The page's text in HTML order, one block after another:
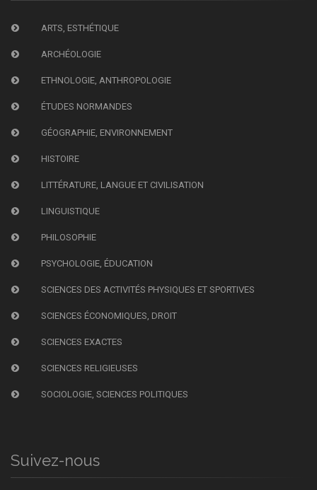
ARTS, ESTHÉTIQUE
ARCHÉOLOGIE
ETHNOLOGIE, ANTHROPOLOGIE
ÉTUDES NORMANDES
GÉOGRAPHIE, ENVIRONNEMENT
HISTOIRE
LITTÉRATURE, LANGUE ET CIVILISATION
LINGUISTIQUE
PHILOSOPHIE
PSYCHOLOGIE, ÉDUCATION
SCIENCES DES ACTIVITÉS PHYSIQUES ET SPORTIVES
SCIENCES ÉCONOMIQUES, DROIT
SCIENCES EXACTES
SCIENCES RELIGIEUSES
SOCIOLOGIE, SCIENCES POLITIQUES
Suivez-nous